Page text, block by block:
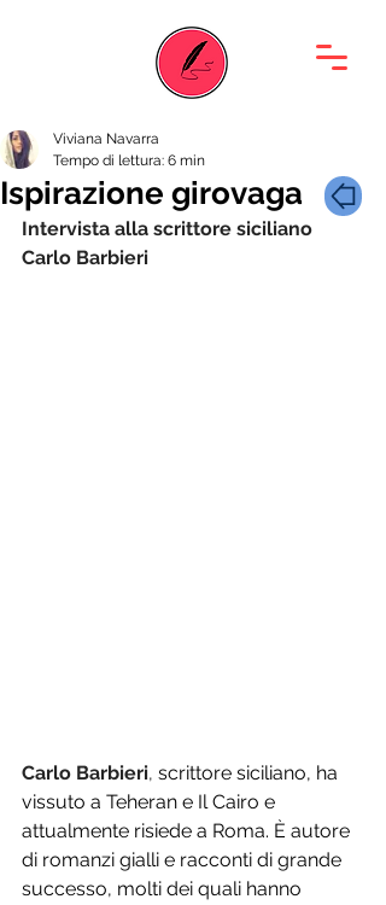
Ispirazione girovaga
Viviana Navarra
Tempo di lettura: 6 min
Intervista alla scrittore siciliano
Carlo Barbieri
Carlo Barbieri, scrittore siciliano, ha
vissuto a Teheran e Il Cairo e
attualmente risiede a Roma. È autore
di romanzi gialli e racconti di grande
successo, molti dei quali hanno